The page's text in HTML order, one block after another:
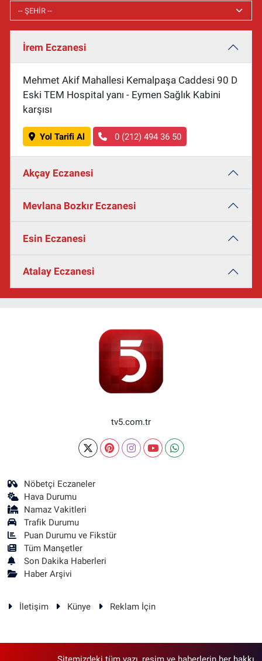
İrem Eczanesi
Mehmet Akif Mahallesi Kemalpaşa Caddesi 90 D
Eski TEM Hospital yanı - Eymen Sağlık Kabini
karşısı
Yol Tarifi Al 0 (212) 494 36 50
Akçay Eczanesi
Mevlana Bozkır Eczanesi
Esin Eczanesi
Atalay Eczanesi
tv5.com.tr
Nöbetçi Eczaneler
Hava Durumu
Namaz Vakitleri
Trafik Durumu
Puan Durumu ve Fikstür
Tüm Manşetler
Son Dakika Haberleri
Haber Arşivi
İletişim Künye Reklam İçin